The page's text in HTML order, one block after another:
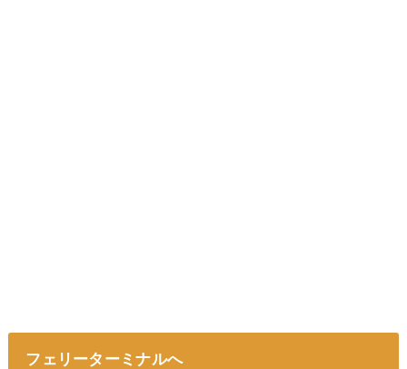
フェリーターミナルへ